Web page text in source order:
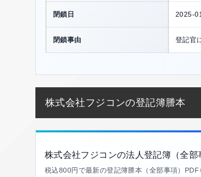
閉鎖日 2025-
閉鎖事由 登記官
株式会社フジコンの登記簿謄本
株式会社フジコンの法人登記簿（全部
税込800円で最新の登記簿謄本（全部事項）PDF